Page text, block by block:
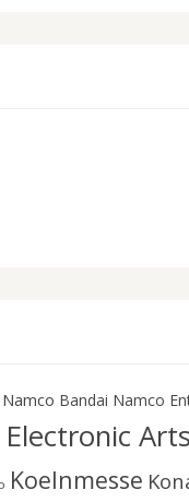
Bandai Namco
Electronic
Koelnmesse